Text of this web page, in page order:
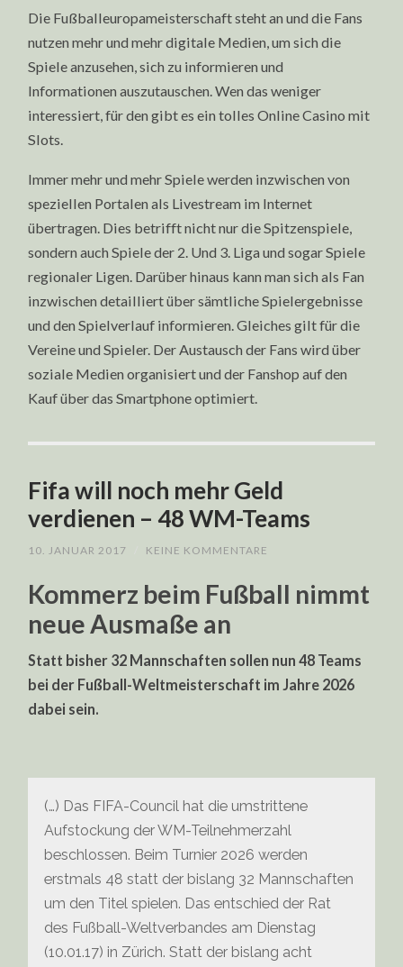
Die Fußballeuropameisterschaft steht an und die Fans
nutzen mehr und mehr digitale Medien, um sich die
Spiele anzusehen, sich zu informieren und
Informationen auszutauschen. Wen das weniger
interessiert, für den gibt es ein tolles Online Casino mit
Slots.
Immer mehr und mehr Spiele werden inzwischen von
speziellen Portalen als Livestream im Internet
übertragen. Dies betrifft nicht nur die Spitzenspiele,
sondern auch Spiele der 2. Und 3. Liga und sogar Spiele
regionaler Ligen. Darüber hinaus kann man sich als Fan
inzwischen detailliert über sämtliche Spielergebnisse
und den Spielverlauf informieren. Gleiches gilt für die
Vereine und Spieler. Der Austausch der Fans wird über
soziale Medien organisiert und der Fanshop auf den
Kauf über das Smartphone optimiert.
Fifa will noch mehr Geld
verdienen – 48 WM-Teams
10. JANUAR 2017 KEINE KOMMENTARE
Kommerz beim Fußball nimmt
neue Ausmaße an
Statt bisher 32 Mannschaften sollen nun 48 Teams
bei der Fußball-Weltmeisterschaft im Jahre 2026
dabei sein.
(…) Das FIFA-Council hat die umstrittene
Aufstockung der WM-Teilnehmerzahl
beschlossen. Beim Turnier 2026 werden
erstmals 48 statt der bislang 32 Mannschaften
um den Titel spielen. Das entschied der Rat
des Fußball-Weltverbandes am Dienstag
(10.01.17) in Zürich. Statt der bislang acht